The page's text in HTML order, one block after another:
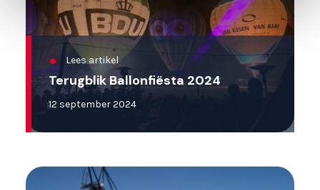
Lees artikel
Terugblik Ballonfiësta 2024
12 september 2024